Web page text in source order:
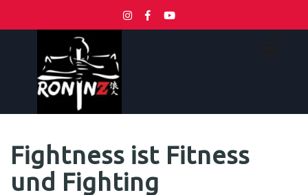
Fightness ist Fitness
und Fighting